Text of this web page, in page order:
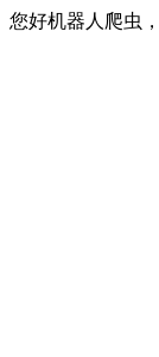
您好机器人爬虫